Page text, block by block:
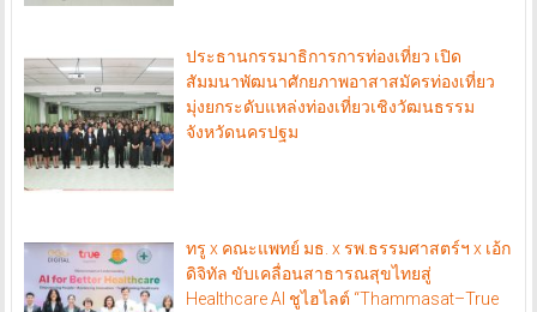
ประธานกรรมาธิการการท่องเที่ยว เปิด
สัมมนาพัฒนาศักยภาพอาสาสมัครท่องเที่ยว
มุ่งยกระดับแหล่งท่องเที่ยวเชิงวัฒนธรรม
จังหวัดนครปฐม
ทรู x คณะแพทย์ มธ. x รพ.ธรรมศาสตร์ฯ x เอ้ก
ดิจิทัล ขับเคลื่อนสาธารณสุขไทยสู่
Healthcare AI ชูไฮไลต์ “Thammasat–True